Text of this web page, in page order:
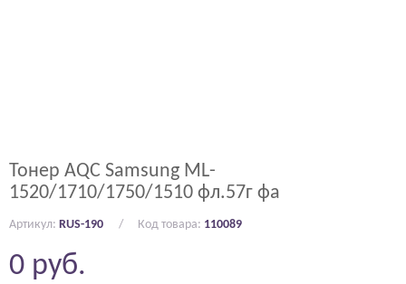
Тонер AQC Samsung ML-
1520/1710/1750/1510 фл.57г фа
Артикул: RUS-190 Код товара: 110089
0 руб.